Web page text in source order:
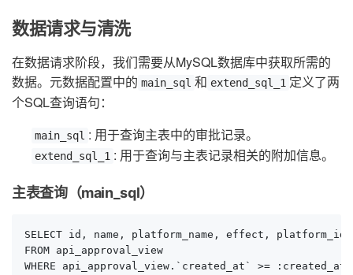
数据请求与清洗
在数据请求阶段，我们需要从MySQL数据库中获取所需的
数据。元数据配置中的 main_sql 和 extend_sql_1 定义了两
个SQL查询语句：
main_sql : 用于查询主表中的审批记录。
extend_sql_1 : 用于查询与主表记录相关的附加信息。
主表查询（main_sql）
SELECT id, name, platform_name, effect,
FROM api_approval_view
WHERE api_approval_view.`created_at` >= :created_at